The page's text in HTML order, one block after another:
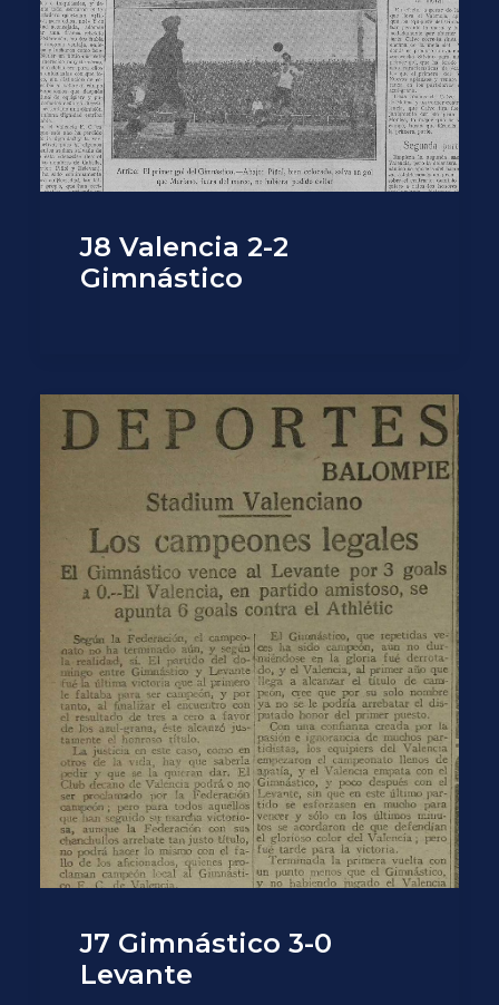
J8 Valencia 2-2
Gimnástico
J7 Gimnástico 3-0
Levante